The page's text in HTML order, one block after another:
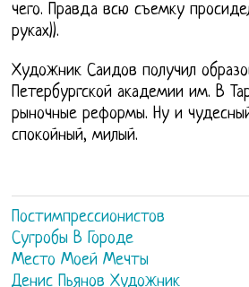
чего. Правда всю съемку
руках)).
Художник Саидов получил
Петербургской академии им. В
рыночные реформы. Ну и
спокойный, милый.
Постимпрессионистов
Сугробы В Городе
Место Моей Мечты
Денис Пьянов Художник